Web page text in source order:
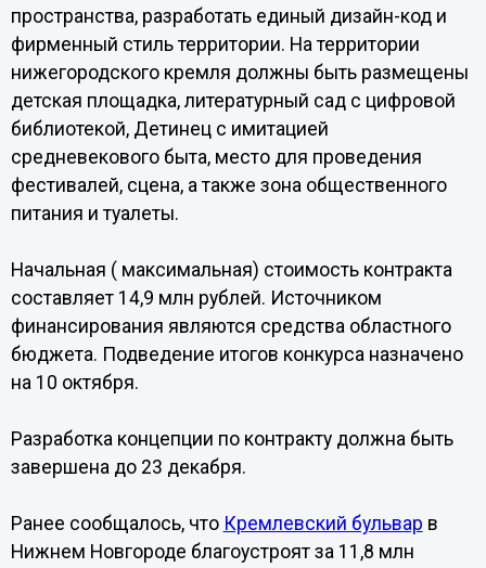
пространства, разработать единый дизайн-код и
фирменный стиль территории. На территории
нижегородского кремля должны быть размещены
детская площадка, литературный сад с цифровой
библиотекой, Детинец с имитацией
средневекового быта, место для проведения
фестивалей, сцена, а также зона общественного
питания и туалеты.
Начальная ( максимальная) стоимость контракта
составляет 14,9 млн рублей. Источником
финансирования являются средства областного
бюджета. Подведение итогов конкурса назначено
на 10 октября.
Разработка концепции по контракту должна быть
завершена до 23 декабря.
Ранее сообщалось, что Кремлевский бульвар в
Нижнем Новгороде благоустроят за 11,8 млн